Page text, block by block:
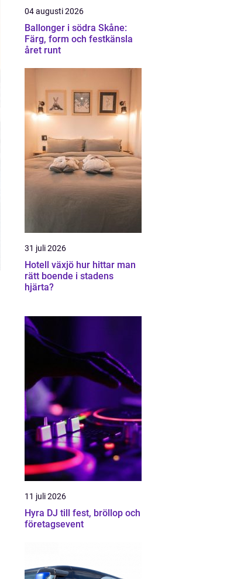
04 augusti 2026
Ballonger i södra Skåne:
Färg, form och festkänsla
året runt
31 juli 2026
Hotell växjö hur hittar man
rätt boende i stadens
hjärta?
11 juli 2026
Hyra DJ till fest, bröllop och
företagsevent